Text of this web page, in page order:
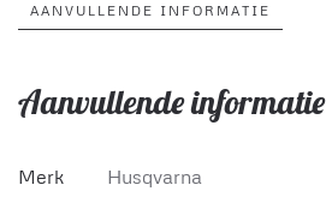
AANVULLENDE INFORMATIE
Aanvullende informatie
Merk Husqvarna